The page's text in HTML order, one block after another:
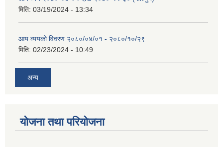
मिति: 03/19/2024 - 13:34
आय व्ययको विवरण २०८०/०४/०१ - २०८०/१०/२९
मिति: 02/23/2024 - 10:49
अन्य
योजना तथा परियोजना